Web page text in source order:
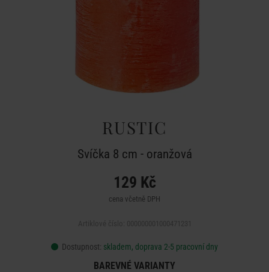
RUSTIC
Svíčka 8 cm - oranžová
129 Kč
cena včetně DPH
Dostupnost: skladem, doprava 2-5 pracovní dny
BAREVNÉ VARIANTY